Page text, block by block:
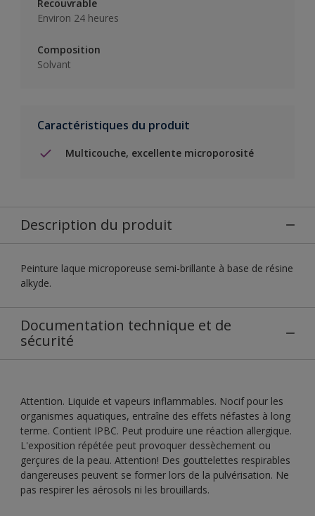
Recouvrable
Environ 24 heures
Composition
Solvant
Caractéristiques du produit
Multicouche, excellente microporosité
Description du produit
Peinture laque microporeuse semi-brillante à base de résine
alkyde.
Documentation technique et de
sécurité
Attention. Liquide et vapeurs inflammables. Nocif pour les
organismes aquatiques, entraîne des effets néfastes à long
terme. Contient IPBC. Peut produire une réaction allergique.
L'exposition répétée peut provoquer dessèchement ou
gerçures de la peau. Attention! Des gouttelettes respirables
dangereuses peuvent se former lors de la pulvérisation. Ne
pas respirer les aérosols ni les brouillards.